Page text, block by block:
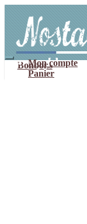
navigation
contenu
Mon compte
Panier
Bonbons